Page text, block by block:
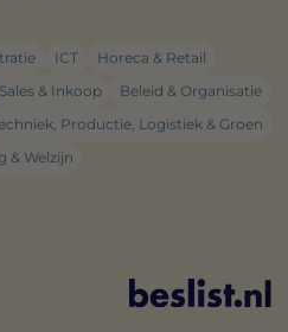
ICT
Horeca & Retail
Sales & Inkoop
Beleid & Organisatie
Productie, Logistiek & Groen
& Welzijn